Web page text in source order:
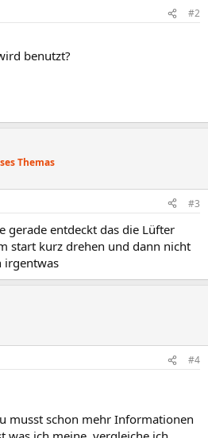
#2
benutzt?
Themas
#3
gerade entdeckt das die Lüfter
start kurz drehen und dann nicht
irgentwas
#4
musst schon mehr Informationen